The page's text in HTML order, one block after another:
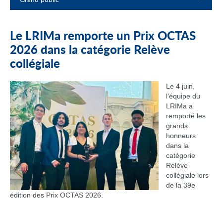
Le LRIMa remporte un Prix OCTAS
2026 dans la catégorie Relève
collégiale
Le 4 juin,
l'équipe du
LRIMa a
remporté les
grands
honneurs
dans la
catégorie
Relève
collégiale lors
de la 39e
édition des Prix OCTAS 2026.